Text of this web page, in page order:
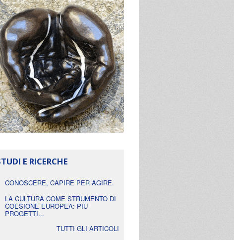
E RICERCHE
CONOSCERE, CAPIRE PER AGIRE.
LA CULTURA COME STRUMENTO DI
COESIONE EUROPEA: PIÙ
PROGETTI...
TUTTI GLI ARTICOLI